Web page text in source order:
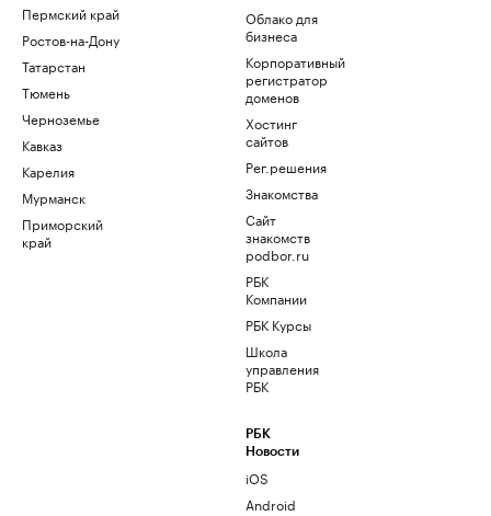
Пермский край
Ростов-на-Дону
Татарстан
Тюмень
Черноземье
Кавказ
Карелия
Мурманск
Приморский
край
Облако для
бизнеса
Корпоративный
регистратор
доменов
Хостинг
сайтов
Рег.решения
Знакомства
Сайт
знакомств
podbor.ru
РБК
Компании
РБК Курсы
Школа
управления
РБК
РБК
Новости
iOS
Android